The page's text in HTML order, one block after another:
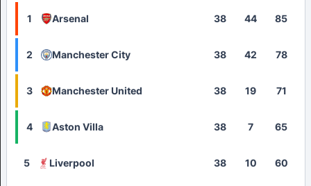
1 Arsenal 38 44 85
2 Manchester City 38 42 78
3 Manchester United 38 19 71
4 Aston Villa 38 7 65
5 Liverpool 38 10 60